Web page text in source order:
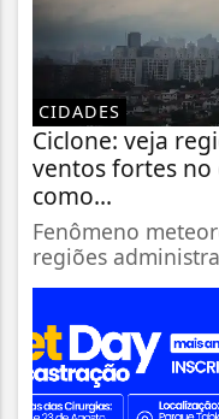
CIDADES
Ciclone: veja
ventos fortes no
como...
Fenômeno
regiões